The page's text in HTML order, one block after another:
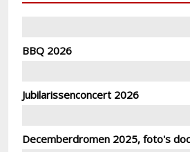
BBQ 2026
Jubilarissenconcert 2026
Decemberdromen 2025, foto's